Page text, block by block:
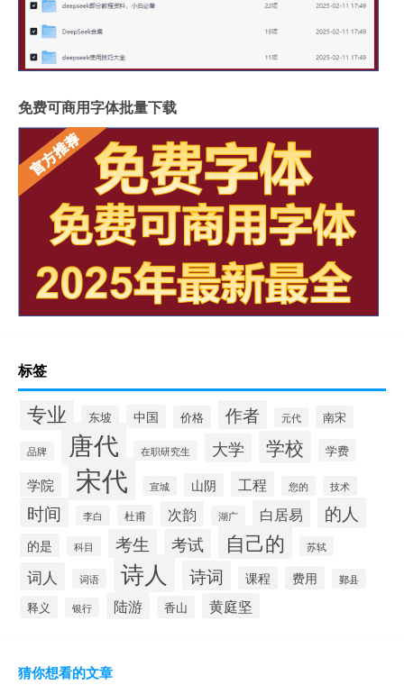
免费可商用字体批量下载
标签
专业 东坡 中国 价格 作者 元代 南宋
品牌 唐代 在职研究生 大学 学校 学费
学院 宋代 宣城 山阴 工程 您的 技术
时间 李白 杜甫 次韵 湖广 白居易 的人
的是 科目 考生 考试 自己的 苏轼
词人 词语 诗人 诗词 课程 费用 鄞县
释义 银行 陆游 香山 黄庭坚
猜你想看的文章